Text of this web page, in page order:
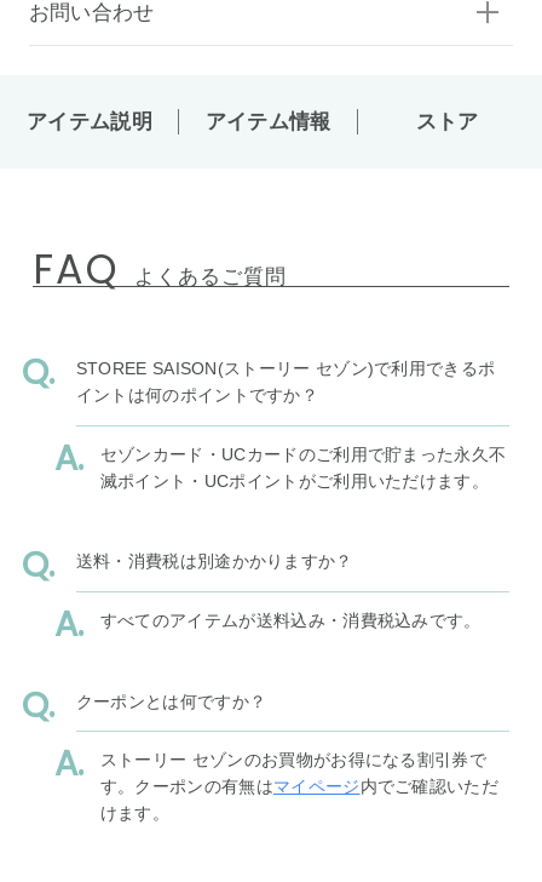
お問い合わせ
アイテム説明 アイテム情報 ストア
FAQ よくあるご質問
STOREE SAISON(ストーリー セゾン)で利用できるポ
イントは何のポイントですか？
セゾンカード・UCカードのご利用で貯まった永久不
滅ポイント・UCポイントがご利用いただけます。
送料・消費税は別途かかりますか？
すべてのアイテムが送料込み・消費税込みです。
クーポンとは何ですか？
ストーリー セゾンのお買物がお得になる割引券で
す。クーポンの有無はマイページ内でご確認いただ
けます。